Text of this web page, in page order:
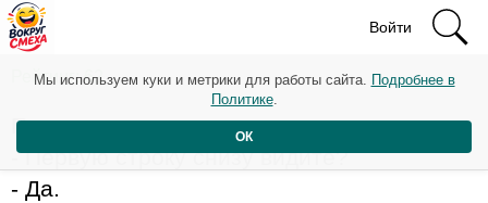
Войти
Рейтинг: 62
Приходит пациент к окулисту.
- Первую строку снизу видите?
- Да.
Мы используем куки и метрики для работы сайта. Подробнее в
Политике.
ОК